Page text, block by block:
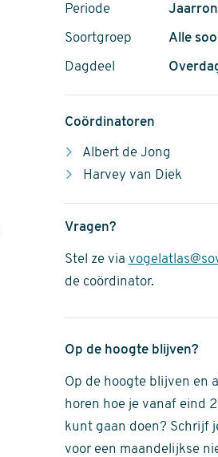
Periode
Soortgroep Alle
Dagdeel
Coördinatoren
Albert de Jong
Harvey van Diek
Vragen?
Stel ze via
de coördinator.
Op de hoogte blijven?
Op de hoogte blijven en
horen hoe je vanaf eind
kunt gaan doen? Schrijf
voor een maandelijkse